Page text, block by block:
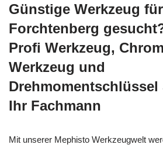
Günstige Werkzeug für
Forchtenberg
Profi Werkzeug,
Werkzeug und
Ihr Fachmann
Mit unserer Mephisto Werkzeugwelt